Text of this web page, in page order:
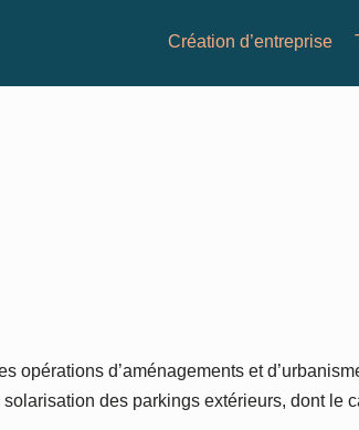
Création d’entreprise
opérations d’aménagements et
des parkings extérieurs, dont le